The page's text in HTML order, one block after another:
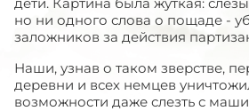
но ни одного слова о пощаде -
заложников за действия
Наши, узнав о таком зверстве,
деревни и всех немцев
возможности даже слезть с